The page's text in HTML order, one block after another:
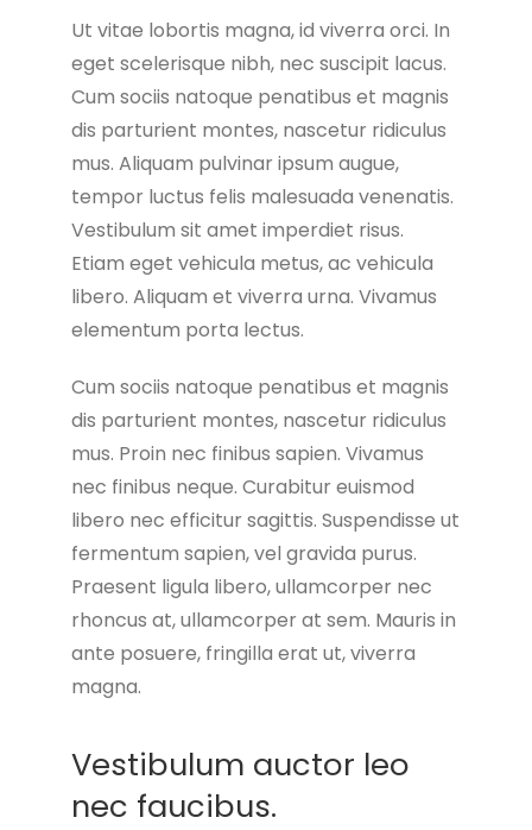
Ut vitae lobortis magna, id viverra orci. In
eget scelerisque nibh, nec suscipit lacus.
Cum sociis natoque penatibus et magnis
dis parturient montes, nascetur ridiculus
mus. Aliquam pulvinar ipsum augue,
tempor luctus felis malesuada venenatis.
Vestibulum sit amet imperdiet risus.
Etiam eget vehicula metus, ac vehicula
libero. Aliquam et viverra urna. Vivamus
elementum porta lectus.
Cum sociis natoque penatibus et magnis
dis parturient montes, nascetur ridiculus
mus. Proin nec finibus sapien. Vivamus
nec finibus neque. Curabitur euismod
libero nec efficitur sagittis. Suspendisse ut
fermentum sapien, vel gravida purus.
Praesent ligula libero, ullamcorper nec
rhoncus at, ullamcorper at sem. Mauris in
ante posuere, fringilla erat ut, viverra
magna.
Vestibulum auctor leo
nec faucibus.